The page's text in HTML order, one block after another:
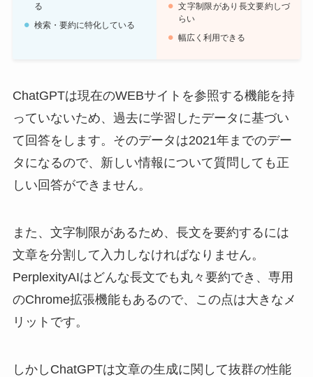
る
検索・要約に特化している
文字制限があり長文要約しづ
らい
幅広く利用できる
ChatGPTは現在のWEBサイトを参照する機能を持
っていないため、過去に学習したデータに基づい
て回答をします。そのデータは2021年までのデー
タになるので、新しい情報について質問しても正
しい回答ができません。
また、文字制限があるため、長文を要約するには
文章を分割して入力しなければなりません。
PerplexityAIはどんな長文でも丸々要約でき、専用
のChrome拡張機能もあるので、この点は大きなメ
リットです。
しかしChatGPTは文章の生成に関して抜群の性能